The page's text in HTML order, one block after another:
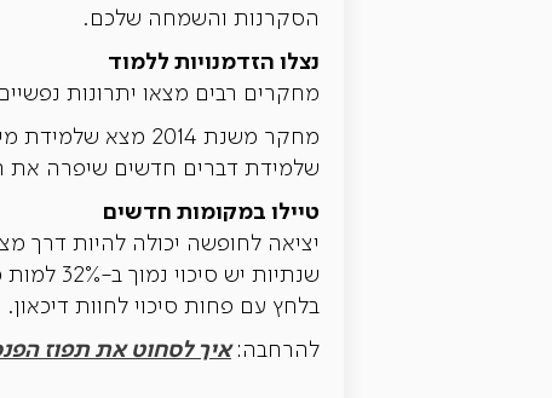
הסקרנות והשמחה שלכם.
נצלו הזדמנויות ללמוד
מחקרים רבים מצאו יתרונות
שלמידת דברים חדשים שיפרה את
טיילו במקומות חדשים
יציאה לחופשה יכולה להיות דרך
בלחץ עם פחות סיכוי לחוות דיכאון.
להרחבה:איך לסחוט את תפוז